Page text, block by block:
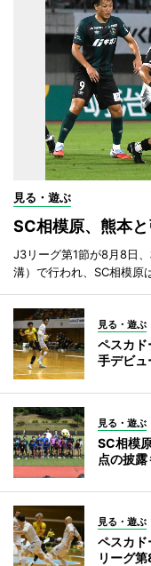
見る・遊ぶ
SC相模原、熊本
J3リーグ第1節が8月8日
溝）で行われ、SC相模原
見る・遊ぶ
ペスカ
手デビュ
見る・遊ぶ
SC相模
点の披露
見る・遊ぶ
ペスカ
リーグ